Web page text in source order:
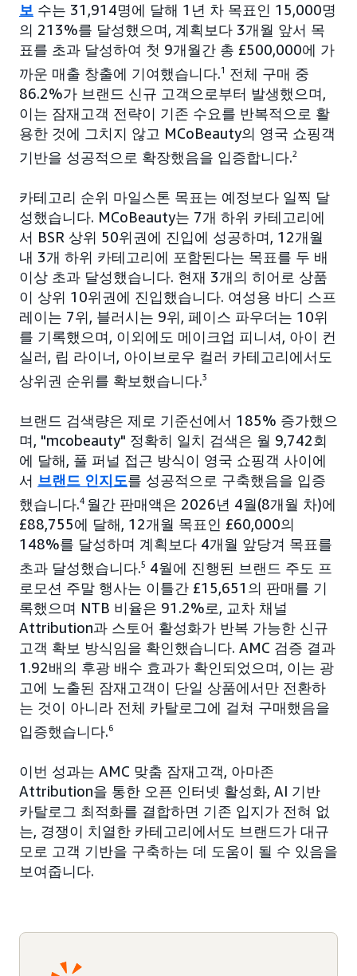
보 수는 31,914명에 달해 1년 차 목표인 15,000명
의 213%를 달성했으며, 계획보다 3개월 앞서 목
표를 초과 달성하여 첫 9개월간 총 £500,000에 가
까운 매출 창출에 기여했습니다.1
전체 구매 중
86.2%가 브랜드 신규 고객으로부터 발생했으며,
이는 잠재고객 전략이 기존 수요를 반복적으로 활
용한 것에 그치지 않고 MCoBeauty의 영국 쇼핑객
기반을 성공적으로 확장했음을 입증합니다.2
카테고리 순위 마일스톤 목표는 예정보다 일찍 달
성했습니다. MCoBeauty는 7개 하위 카테고리에
서 BSR 상위 50위권에 진입에 성공하며, 12개월
내 3개 하위 카테고리에 포함된다는 목표를 두 배
이상 초과 달성했습니다. 현재 3개의 히어로 상품
이 상위 10위권에 진입했습니다. 여성용 바디 스프
레이는 7위, 블러시는 9위, 페이스 파우더는 10위
를 기록했으며, 이외에도 메이크업 피니셔, 아이 컨
실러, 립 라이너, 아이브로우 컬러 카테고리에서도
상위권 순위를 확보했습니다.3
브랜드 검색량은 제로 기준선에서 185% 증가했으
며, "mcobeauty" 정확히 일치 검색은 월 9,742회
에 달해, 풀 퍼널 접근 방식이 영국 쇼핑객 사이에
서 브랜드 인지도를 성공적으로 구축했음을 입증
했습니다.4 월간 판매액은 2026년 4월(8개월 차)에
£88,755에 달해, 12개월 목표인 £60,000의
148%를 달성하며 계획보다 4개월 앞당겨 목표를
초과 달성했습니다.5 4월에 진행된 브랜드 주도 프
로모션 주말 행사는 이틀간 £15,651의 판매를 기
록했으며 NTB 비율은 91.2%로, 교차 채널
Attribution과 스토어 활성화가 반복 가능한 신규
고객 확보 방식임을 확인했습니다. AMC 검증 결과
1.92배의 후광 배수 효과가 확인되었으며, 이는 광
고에 노출된 잠재고객이 단일 상품에서만 전환하
는 것이 아니라 전체 카탈로그에 걸쳐 구매했음을
입증했습니다.6
이번 성과는 AMC 맞춤 잠재고객, 아마존
Attribution을 통한 오픈 인터넷 활성화, AI 기반
카탈로그 최적화를 결합하면 기존 입지가 전혀 없
는, 경쟁이 치열한 카테고리에서도 브랜드가 대규
모로 고객 기반을 구축하는 데 도움이 될 수 있음을
보여줍니다.